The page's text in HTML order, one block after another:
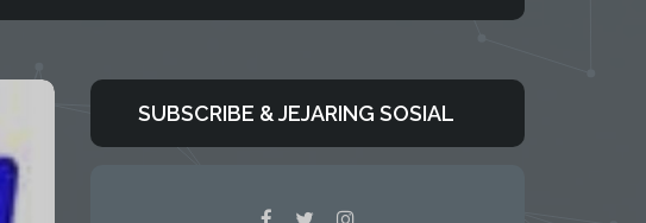
SUBSCRIBE & JEJARING SOSIAL